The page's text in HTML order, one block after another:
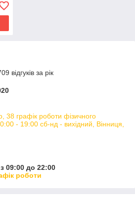
відгуків за рік
38 графік роботи фізичного
- 19:00 сб-нд - вихідний, Вінниця,
09:00 до 22:00
роботи